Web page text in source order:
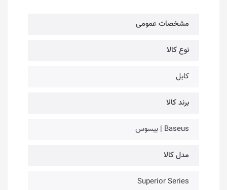
مشخصات عمومی
نوع کالا
کابل
برند کالا
Baseus | بیسوس
مدل کالا
Superior Series